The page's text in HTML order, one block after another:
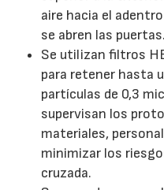
aire hacia el
se abren las puertas.
Se utilizan filtros
para retener hasta
partículas de 0,3
supervisan los
materiales,
minimizar los
cruzada.